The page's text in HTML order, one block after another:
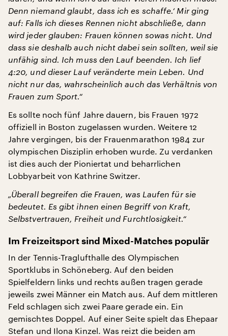
Denn niemand glaubt, dass ich es schaffe.‘ Mir ging
auf: Falls ich dieses Rennen nicht abschließe, dann
wird jeder glauben: Frauen können sowas nicht. Und
dass sie deshalb auch nicht dabei sein sollten, weil sie
unfähig sind. Ich muss den Lauf beenden. Ich lief
4:20, und dieser Lauf veränderte mein Leben. Und
nicht nur das, wahrscheinlich auch das Verhältnis von
Frauen zum Sport.“
Es sollte noch fünf Jahre dauern, bis Frauen 1972
offiziell in Boston zugelassen wurden. Weitere 12
Jahre vergingen, bis der Frauenmarathon 1984 zur
olympischen Disziplin erhoben wurde. Zu verdanken
ist dies auch der Pioniertat und beharrlichen
Lobbyarbeit von Kathrine Switzer.
„Überall begreifen die Frauen, was Laufen für sie
bedeutet. Es gibt ihnen einen Begriff von Kraft,
Selbstvertrauen, Freiheit und Furchtlosigkeit.“
Im Freizeitsport sind Mixed-Matches populär
In der Tennis-Traglufthalle des Olympischen
Sportklubs in Schöneberg. Auf den beiden
Spielfeldern links und rechts außen tragen gerade
jeweils zwei Männer ein Match aus. Auf dem mittleren
Feld schlagen sich zwei Paare gerade ein. Ein
gemischtes Doppel. Auf einer Seite spielt das Ehepaar
Stefan und Ilona Kinzel. Was reizt die beiden am